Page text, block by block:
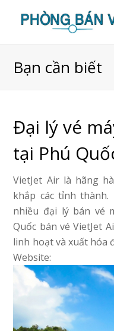
Bạn cần biết
Đại lý vé
tại Phú
VietJet Air là hãng
khắp các tỉnh thành.
nhiều đại lý bán vé
Quốc bán vé VietJet
linh hoạt và xuất hóa
Website: